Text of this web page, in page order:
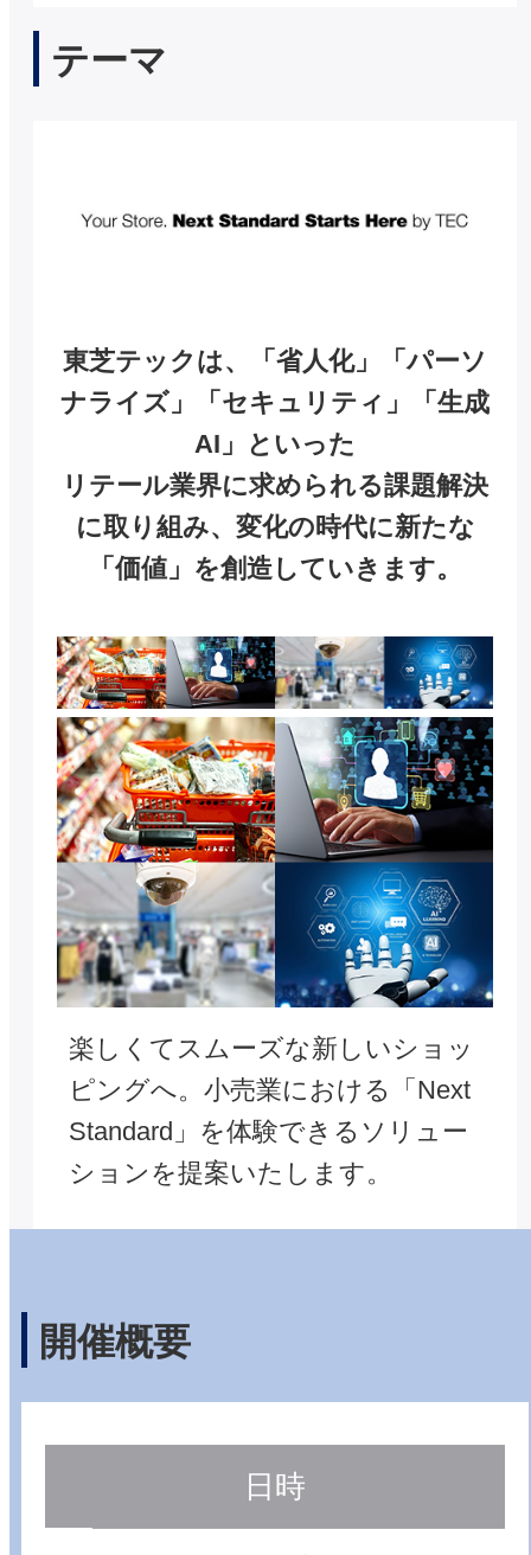
テーマ
東芝テックは、「省人化」「パーソ
ナライズ」「セキュリティ」「生成
AI」といった
リテール業界に求められる課題解決
に取り組み、変化の時代に新たな
「価値」を創造していきます。
楽しくてスムーズな新しいショッ
ピングへ。小売業における「Next
Standard」を体験できるソリュー
ションを提案いたします。
開催概要
日時